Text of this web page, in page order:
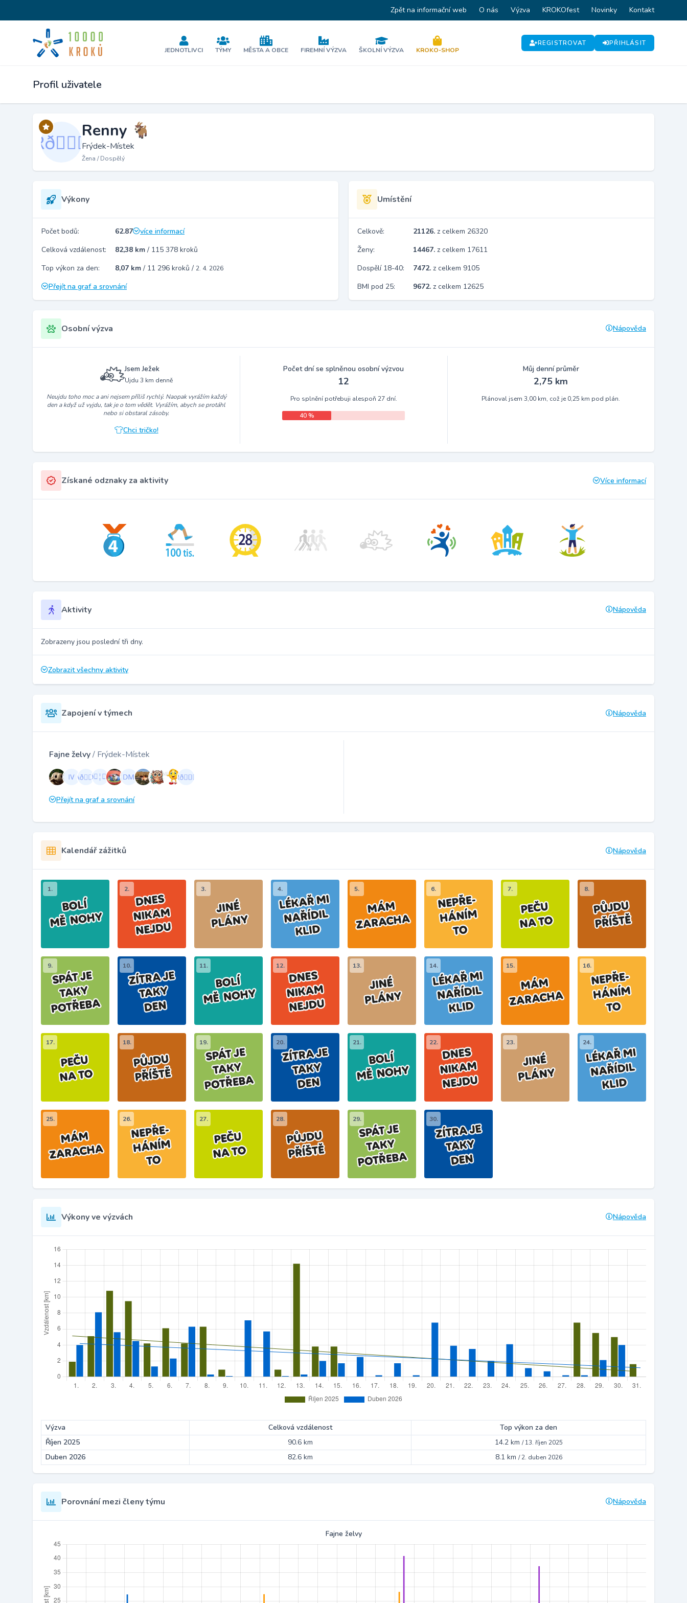
Zpět na informační web O nás Výzva KROKOfest Novinky Kontakt
JEDNOTLIVCI TÝMY MĚSTA A OBCE FIREMNÍ VÝZVA ŠKOLNÍ VÝZVA KROKO-SHOP
REGISTROVAT PŘIHLÁSIT
Profil uživatele
Renny 🐐
Frýdek-Místek
Žena / Dospělý
Výkony
Počet bodů: 62.87
více informací
Celková vzdálenost:
82,38 km / 115 378 kroků
Top výkon za den:
8,07 km / 11 296 kroků / 2. 4. 2026
Přejít na graf a srovnání
Umístění
Celkově: 21126. z celkem 26320
Ženy:
14467. z celkem 17611
Dospělí 18-40:
7472. z celkem 9105
BMI pod 25:
9672. z celkem 12625
Osobní výzva Nápověda
Jsem Ježek
Ujdu 3 km denně
Neujdu toho moc a ani nejsem příliš rychlý. Naopak vyrážím každý
den a když už vyjdu, tak je o tom vědět. Vyrážím, abych se protáhl
nebo si obstaral zásoby.
Chci tričko!
Počet dní se splněnou osobní výzvou
12
Pro splnění potřebuji alespoň 27 dní.
40 %
Můj denní průměr
2,75 km
Plánoval jsem 3,00 km, což je 0,25 km pod plán.
Získané odznaky za aktivity Více informací
Aktivity Nápověda
Zobrazeny jsou poslední tři dny.
Zobrazit všechny aktivity
Zapojení v týmech Nápověda
Fajne želvy/ Frýdek-Místek
Přejít na graf a srovnání
Kalendář zážitků Nápověda
1. 2. 3. 4. 5. 6. 7. 8.
9. 10. 11. 12. 13. 14. 15. 16.
17. 18. 19. 20. 21. 22. 23. 24.
25. 26. 27. 28. 29. 30.
Výkony ve výzvách Nápověda
Výzva Celková vzdálenost
Top výkon za den
Říjen 2025
90.6 km 14.2 km /13. říjen 2025
Duben 2026 82.6 km 8.1 km /2. duben 2026
Porovnání mezi členy týmu Nápověda
Fajne želvy